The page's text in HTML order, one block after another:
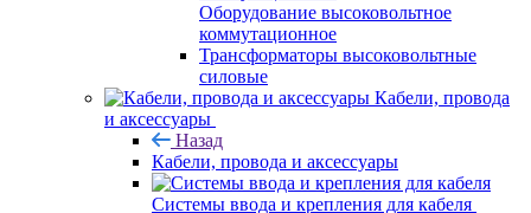
Оборудование высоковольтное
коммутационное
Трансформаторы высоковольтные
силовые
Кабели, провода
и аксессуары
Назад
Кабели, провода и аксессуары
Системы ввода и крепления для кабеля